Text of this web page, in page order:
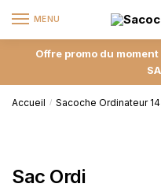
MENU
Offre promo du
Accueil / Sacoche Ordinateur
Sac Ordi